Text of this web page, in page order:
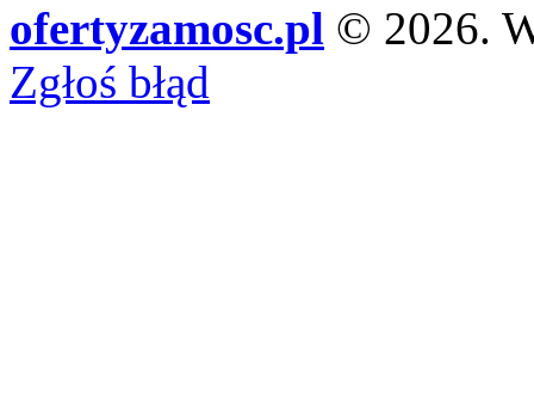
ofertyzamosc.pl © 2026.
Zgłoś błąd